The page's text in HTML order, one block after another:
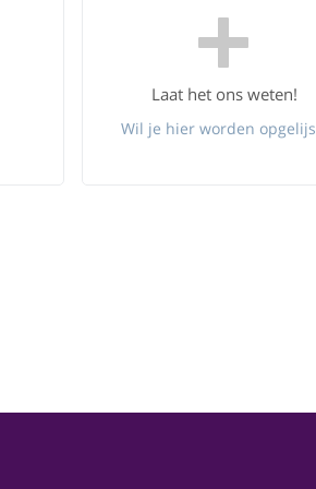
Laat het ons weten!
Wil je hier worden